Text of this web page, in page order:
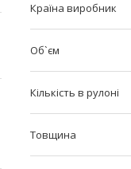
Країна виробник
Об`єм
Кількість в рулоні
Товщина